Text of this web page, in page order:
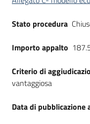
Stato procedura
Importo appalto
Criterio di
vantaggiosa
Data di pubblicazione